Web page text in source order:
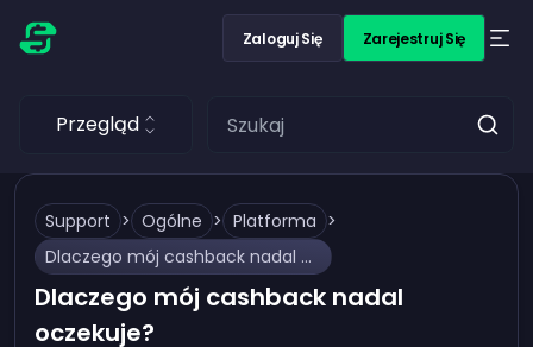
Zaloguj Się Zarejestruj Się
Przegląd
Support > Ogólne > Platforma >
Dlaczego mój cashback nadal oczekuje?
Dlaczego mój cashback nadal
oczekuje?